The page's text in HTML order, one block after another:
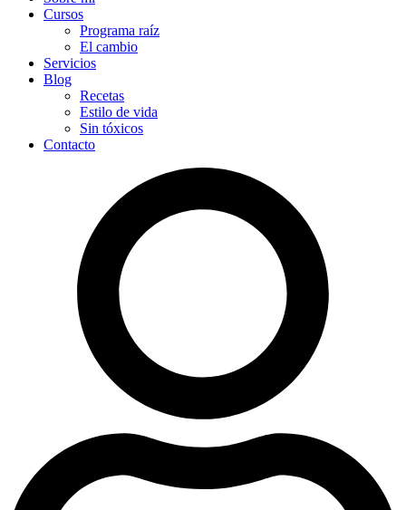
Cursos
Programa raíz
El cambio
Servicios
Blog
Recetas
Estilo de vida
Sin tóxicos
Contacto